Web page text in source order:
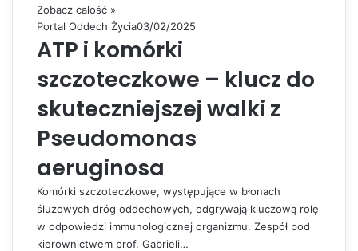
Zobacz całość »
Portal Oddech Życia03/02/2025
ATP i komórki
szczoteczkowe – klucz do
skuteczniejszej walki z
Pseudomonas
aeruginosa
Komórki szczoteczkowe, występujące w błonach
śluzowych dróg oddechowych, odgrywają kluczową rolę
w odpowiedzi immunologicznej organizmu. Zespół pod
kierownictwem prof. Gabrieli…